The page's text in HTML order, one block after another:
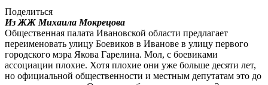
Поделиться
Из ЖЖ Михаила Мокрецова
Общественная палата Ивановской области предлагает
переименовать улицу Боевиков в Иванове в улицу первого
городского мэра Якова Гарелина. Мол, с боевиками
ассоциации плохие. Хотя плохие они уже больше десяти лет,
но официальной общественности и местным депутатам это до